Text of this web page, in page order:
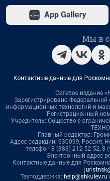
App Gallery
Мы в
Контактные данные для
Сетевое издание
Зарегистрировано Федеральной
информационных технологий и
Регистрационный
Учредитель: Общество с
Главный редактор:
Адрес редакции: 630099, Россия,
телефон 8 (383) 212-52-52, 8
Электронный адрес
Контактные данные для
Техподдержка: help@shkulev.ru